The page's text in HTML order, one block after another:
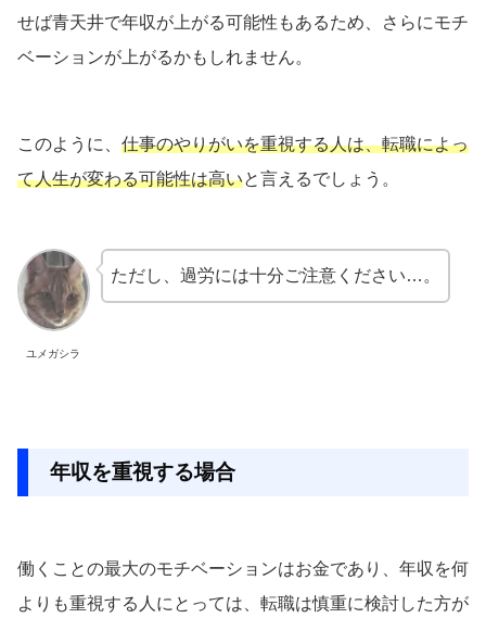
せば青天井で年収が上がる可能性もあるため、さらにモチ
ベーションが上がるかもしれません。
このように、 仕事のやりがいを重視する人は、転職によっ
て人生が変わる可能性は高いと言えるでしょう。
ユメガシラ
ただし、過労には十分ご注意ください…。
年収を重視する場合
働くことの最大のモチベーションはお金であり、年収を何
よりも重視する人にとっては、転職は慎重に検討した方が